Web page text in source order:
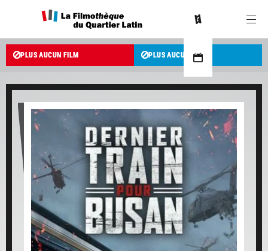
PLUS AUCUN FILM PLUS AUCUN FILM